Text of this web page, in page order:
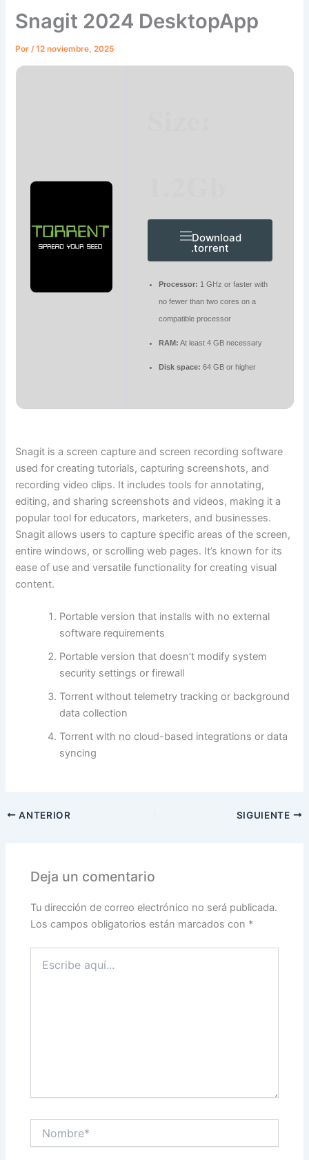
Snagit 2024 DesktopApp
Por/12 noviembre, 2025
Download
.torrent
Processor: 1 GHz or faster with
no fewer than two cores on a
compatible processor
RAM: At least 4 GB necessary
Disk space: 64 GB or higher
Snagit is a screen capture and screen recording software
used for creating tutorials, capturing screenshots, and
recording video clips. It includes tools for annotating,
editing, and sharing screenshots and videos, making it a
popular tool for educators, marketers, and businesses.
Snagit allows users to capture specific areas of the screen,
entire windows, or scrolling web pages. It’s known for its
ease of use and versatile functionality for creating visual
content.
Portable version that installs with no external
software requirements
Portable version that doesn’t modify system
security settings or firewall
Torrent without telemetry tracking or background
data collection
Torrent with no cloud-based integrations or data
syncing
ANTERIOR SIGUIENTE
Deja un comentario
Tu dirección de correo electrónico no será publicada.
Los campos obligatorios están marcados con *
aquí...